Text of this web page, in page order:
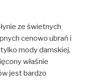
ze świetnych
cenowo ubrań i
mody damskiej,
właśnie
jest bardzo